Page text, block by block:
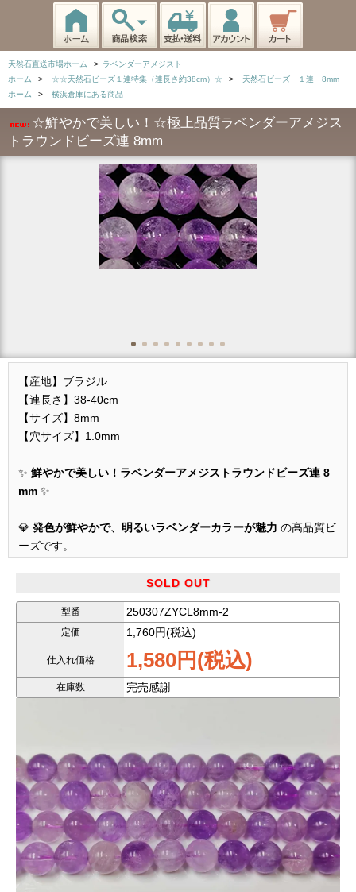
天然石直送市場ホーム > ラベンダーアメジスト
ホーム
> ☆☆天然石ビーズ１連特集（連長さ約38cm）☆ >
天然石ビーズ １連 8mm
ホーム
> 横浜倉庫にある商品
☆鮮やかで美しい！☆極上品質ラベンダーアメジス
トラウンドビーズ連 8mm
【産地】ブラジル
【連長さ】38-40cm
【サイズ】8mm
【穴サイズ】1.0mm
✨ 鮮やかで美しい！ラベンダーアメジストラウンドビーズ連 8
mm ✨
💎 発色が鮮やかで、明るいラベンダーカラーが魅力 の高品質ビ
ーズです。
上品で優しい色合いが、アクセサリー作りにも最適
画像の商品をランダムに発送いたします。
※天然石由来の傷やヒビなどが一部入っている場合がございま
※なるべく現物に近い写真撮影を心がけていますが、モニター
SOLD OUT
型番 250307ZYCL8mm-2
定価 1,760円(税込)
仕入れ価格 1,580円(税込)
在庫数 完売感謝